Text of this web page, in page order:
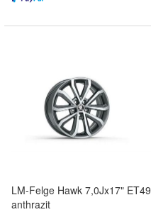
LM-Felge Hawk 7,0Jx17" ET49
anthrazit